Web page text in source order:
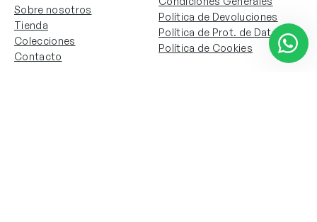
Sobre nosotros
Tienda
Colecciones
Contacto
Política de Devoluciones
Política de Prot. de Datos
Política de Cookies